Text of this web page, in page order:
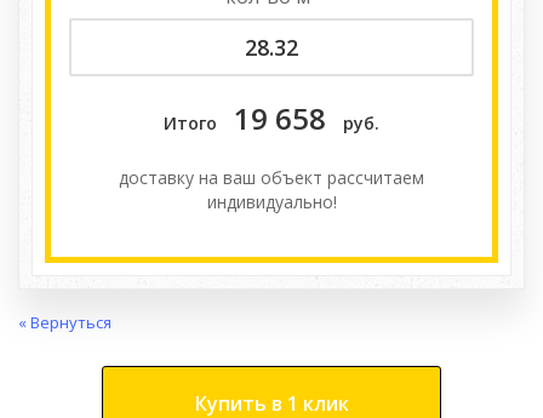
Итого 19 658 руб.
доставку на ваш объект расcчитаем
индивидуально!
« Вернуться
Купить в 1 клик